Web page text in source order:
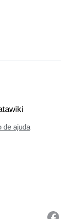
de ajuda